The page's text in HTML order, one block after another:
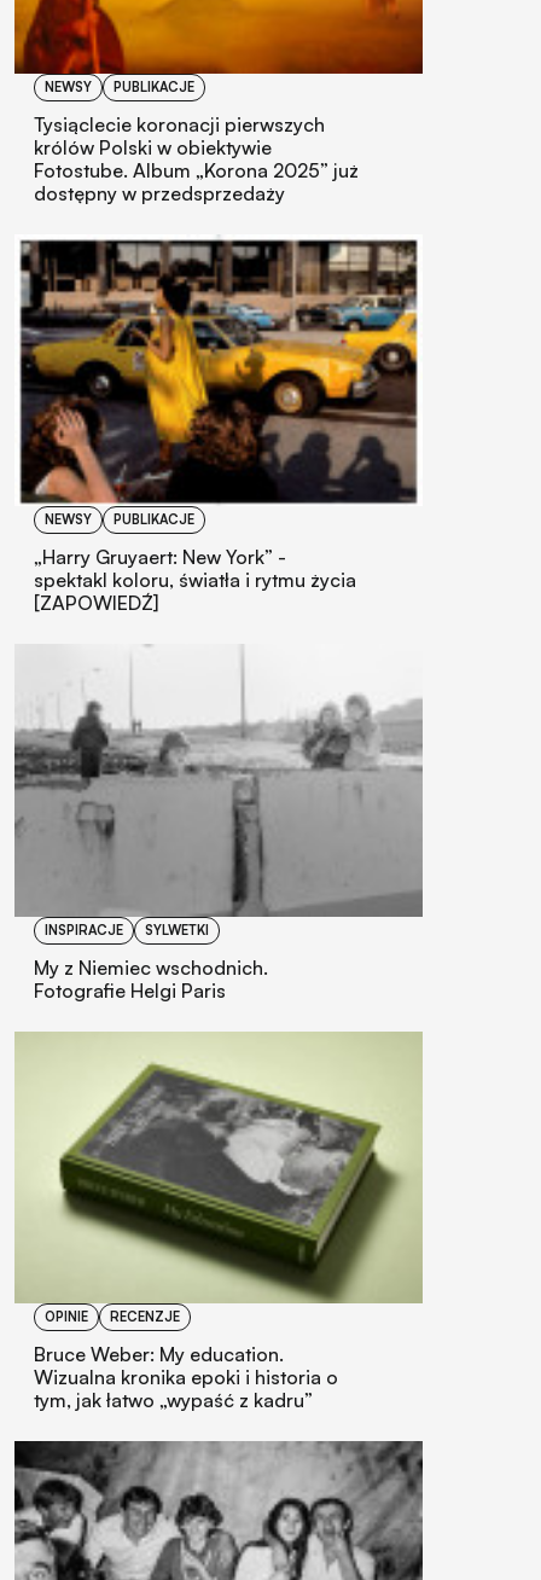
NEWSY PUBLIKACJE
Tysiąclecie koronacji pierwszych
królów Polski w obiektywie
Fotostube. Album „Korona 2025” już
dostępny w przedsprzedaży
NEWSY PUBLIKACJE
„Harry Gruyaert: New York” -
spektakl koloru, światła i rytmu życia
[ZAPOWIEDŹ]
INSPIRACJE SYLWETKI
My z Niemiec wschodnich.
Fotografie Helgi Paris
OPINIE RECENZJE
Bruce Weber: My education.
Wizualna kronika epoki i historia o
tym, jak łatwo „wypaść z kadru”